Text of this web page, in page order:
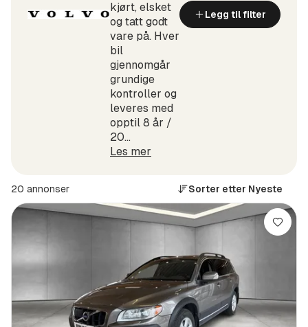
kjørt, elsket
og tatt godt
vare på. Hver
bil
gjennomgår
grundige
kontroller og
leveres med
opptil 8 år /
20...
Les mer
Legg til filter
20 annonser Sorter etter Nyeste
Lagre